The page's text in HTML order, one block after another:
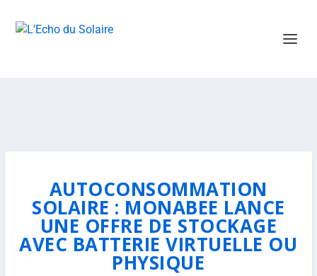
AUTOCONSOMMATION
SOLAIRE : MONABEE LANCE
UNE OFFRE DE STOCKAGE
AVEC BATTERIE VIRTUELLE OU
PHYSIQUE